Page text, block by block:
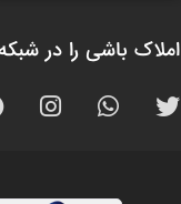
املاک باشی را در